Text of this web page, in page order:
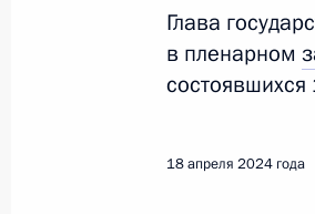
30 мая 2024
Глава
в пленарном
18 апреля 2024 года